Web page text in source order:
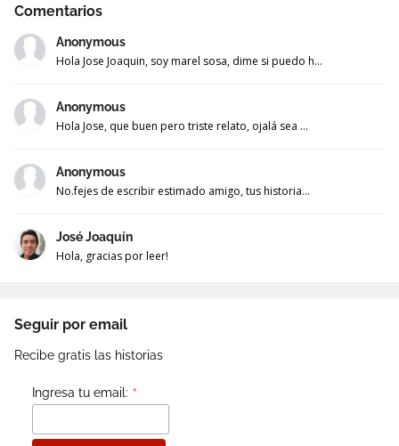
Comentarios
Anonymous
Hola Jose Joaquin, soy marel sosa, dime si puedo h...
Anonymous
Hola Jose, que buen pero triste relato, ojalá sea ...
Anonymous
No.fejes de escribir estimado amigo, tus historia...
José Joaquín
Hola, gracias por leer!
Seguir por email
Recibe gratis las historias
Ingresa tu email: *